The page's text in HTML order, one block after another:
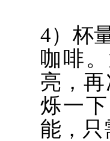
4）杯
咖啡
亮，
烁一
能，只